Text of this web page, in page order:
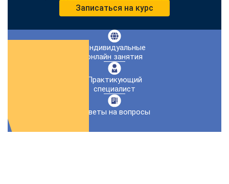
Записаться на курс
Индивидуальные
онлайн занятия
Практикующий
специалист
Ответы на вопросы